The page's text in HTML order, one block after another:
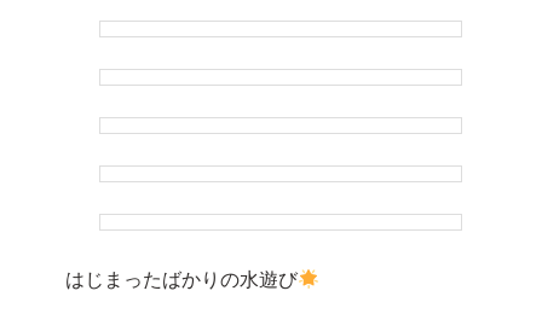
はじまったばかりの水遊び